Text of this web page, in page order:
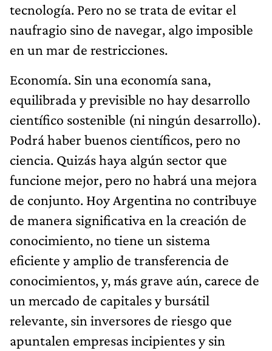
tecnología. Pero no se trata de evitar el
naufragio sino de navegar, algo imposible
en un mar de restricciones.
Economía. Sin una economía sana,
equilibrada y previsible no hay desarrollo
científico sostenible (ni ningún desarrollo).
Podrá haber buenos científicos, pero no
ciencia. Quizás haya algún sector que
funcione mejor, pero no habrá una mejora
de conjunto. Hoy Argentina no contribuye
de manera significativa en la creación de
conocimiento, no tiene un sistema
eficiente y amplio de transferencia de
conocimientos, y, más grave aún, carece de
un mercado de capitales y bursátil
relevante, sin inversores de riesgo que
apuntalen empresas incipientes y sin